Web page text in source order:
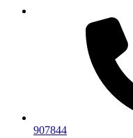
907844